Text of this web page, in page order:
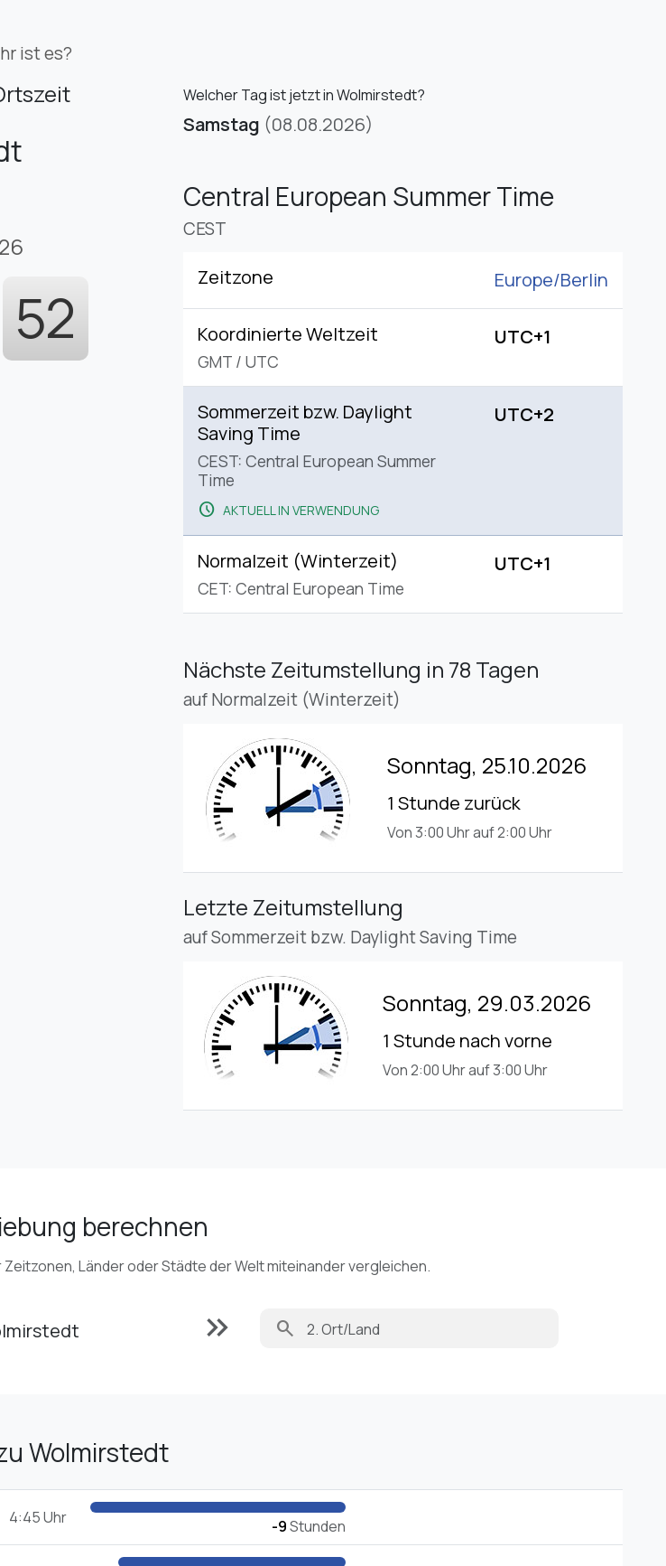
ist es?
53
Welcher Tag ist jetzt in Wolmirstedt?
Samstag (08.08.2026)
Central European Summer Time
CEST
Zeitzone Europe/Berlin
Koordinierte Weltzeit
GMT / UTC
UTC+1
Sommerzeit bzw. Daylight
Saving Time
CEST: Central European Summer
Time
schedule AKTUELL IN VERWENDUNG
UTC+2
Normalzeit (Winterzeit)
CET: Central European Time
UTC+1
Nächste Zeitumstellung in 78 Tagen
auf Normalzeit (Winterzeit)
Sonntag, 25.10.2026
1 Stunde zurück
Von 3:00 Uhr auf 2:00 Uhr
Letzte Zeitumstellung
auf Sommerzeit bzw. Daylight Saving Time
Sonntag, 29.03.2026
1 Stunde nach vorne
Von 2:00 Uhr auf 3:00 Uhr
berechnen
Länder oder Städte der Welt miteinander vergleichen.
keyboard_double_arrow_right search
Wolmirstedt
4:45 Uhr -9Stunden